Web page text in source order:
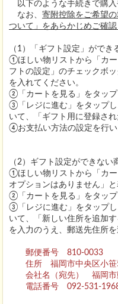
以下のような手続きで購入
なお、 寄附控除をご希望
ついて」をあらかじめご確
（1）「ギフト設定」ができ
①ほしい物リストから「カ
フトの設定」のチェックボ
を入れてください。
②「カートを見る」をタップ
③「レジに進む」をタップ
いて、「ギフト用に登録さ
④お支払い方法の設定を行い
（2）ギフト設定ができない
①ほしい物リストから「カー
オプションはありません」と
②「カートを見る」をタップ
③「レジに進む」をタップ
いて、「新しい住所を追加
を入力のうえ、郵送先住所を
郵便番号 810-0033
住所 福岡市中央区小笹
会社名（宛先） 福岡市
電話番号 092-531-